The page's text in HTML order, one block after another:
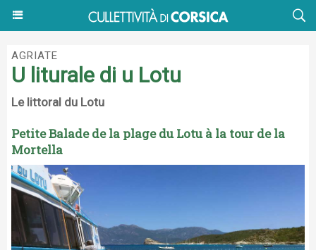
AGRIATE
U liturale di u Lotu
Le littoral du Lotu
Petite Balade de la plage du Lotu à la tour de la
Mortella